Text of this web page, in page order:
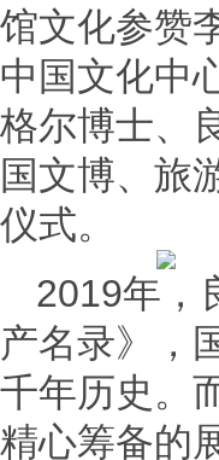
馆文化参赞
中国文化中
格尔博士、
国文博、旅
仪式。
2019年，
产名录》，
千年历史。
精心筹备的